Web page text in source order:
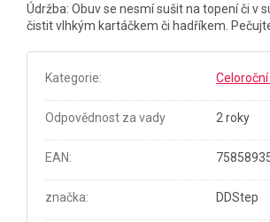
Údržba: Obuv se nesmí sušit na topení či v
čistit vlhkým kartáčkem či hadříkem.
Kategorie:
Odpovědnost za vady 2 roky
EAN:
značka: DDStep